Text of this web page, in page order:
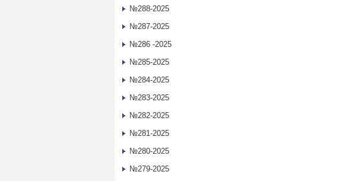
№288-2025
№287-2025
№286 -2025
№285-2025
№284-2025
№283-2025
№282-2025
№281-2025
№280-2025
№279-2025